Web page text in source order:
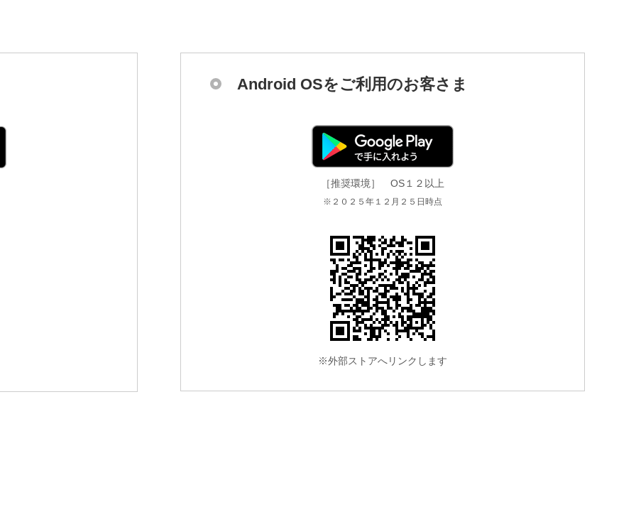
Android OSをご利用のお客さま
［推奨環境］ OS１２以上
※２０２５年１２月２５日時点
※外部ストアへリンクします